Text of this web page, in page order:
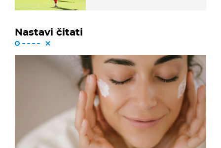
Nastavi čitati